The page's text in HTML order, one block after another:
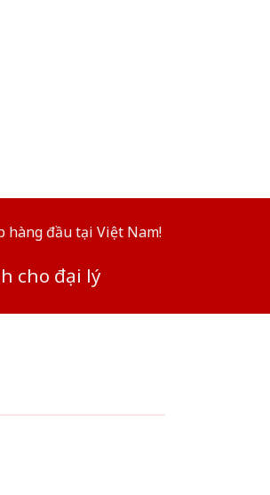
hàng đầu tại Việt Nam!
cho đại lý